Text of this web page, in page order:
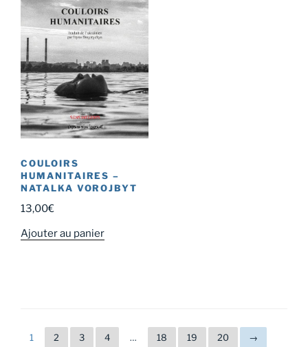
COULOIRS
HUMANITAIRES –
NATALKA VOROJBYT
13,00€
Ajouter au panier
1 2 3 4 … 18 19 20 →